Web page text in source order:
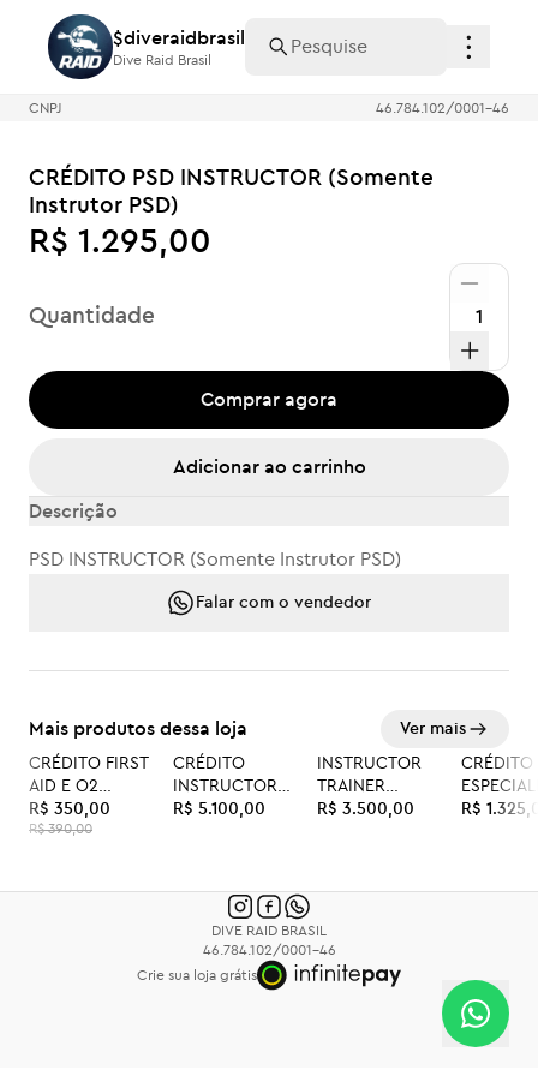
$diveraidbrasil
Dive Raid Brasil
$diveraidbrasil
Dive Raid Brasil
CNPJ 46.784.102/0001-46
CRÉDITO PSD INSTRUCTOR (Somente
Instrutor PSD)
R$ 1.295,00
Quantidade
Comprar agora
Adicionar ao carrinho
Descrição
PSD INSTRUCTOR (Somente Instrutor PSD)
Falar com o vendedor
Mais produtos dessa loja Ver mais
-10%
CRÉDITO FIRST
AID E O2
PROVIDER
COMBO
R$ 350,00
R$ 390,00
CRÉDITO
INSTRUCTOR
TRAINER
R$ 5.100,00
INSTRUCTOR
TRAINER
CROSSOVER
R$ 3.500,00
CRÉDITO
PACK 05
R$
DIVE RAID BRASIL
46.784.102/0001-46
Crie sua loja grátis